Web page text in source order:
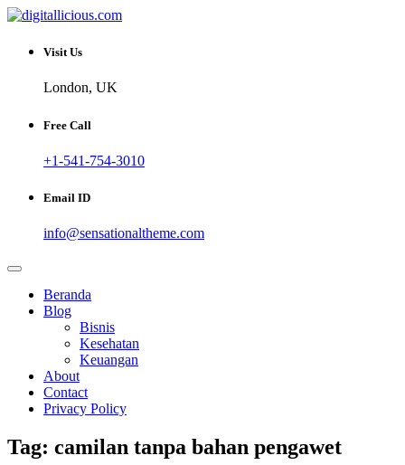
Skip
content
digitallicious.com
Sharing Digital Information
Visit Us
London, UK
Free Call
+1-541-754-3010
Email ID
info@sensationaltheme.com
Beranda
Blog
Bisnis
Kesehatan
Keuangan
About
Contact
Privacy Policy
Tag: camilan tanpa bahan pengawet